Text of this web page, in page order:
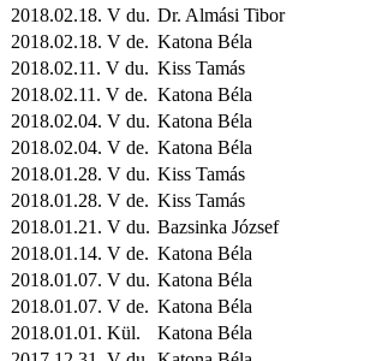
2018.02.18. V du. Dr. Almási Tibor
2018.02.18. V de. Katona Béla
2018.02.11. V du. Kiss Tamás
2018.02.11. V de. Katona Béla
2018.02.04. V du. Katona Béla
2018.02.04. V de. Katona Béla
2018.01.28. V du. Kiss Tamás
2018.01.28. V de. Kiss Tamás
2018.01.21. V du. Bazsinka József
2018.01.14. V de. Katona Béla
2018.01.07. V du. Katona Béla
2018.01.07. V de. Katona Béla
2018.01.01. Kül. Katona Béla